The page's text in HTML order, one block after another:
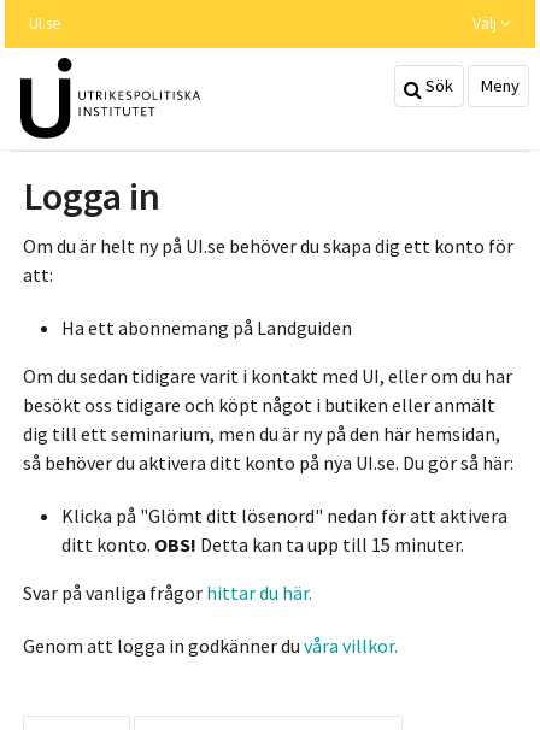
huvudinnehållet
UI.se Välj
Sök Meny
Logga in
Om du är helt ny på UI.se behöver du skapa dig ett konto för
att:
Ha ett abonnemang på Landguiden
Om du sedan tidigare varit i kontakt med UI, eller om du har
besökt oss tidigare och köpt något i butiken eller anmält
dig till ett seminarium, men du är ny på den här hemsidan,
så behöver du aktivera ditt konto på nya UI.se. Du gör så här:
Klicka på "Glömt ditt lösenord" nedan för att aktivera
ditt konto. OBS! Detta kan ta upp till 15 minuter.
Svar på vanliga frågor hittar du här.
Genom att logga in godkänner du våra villkor.